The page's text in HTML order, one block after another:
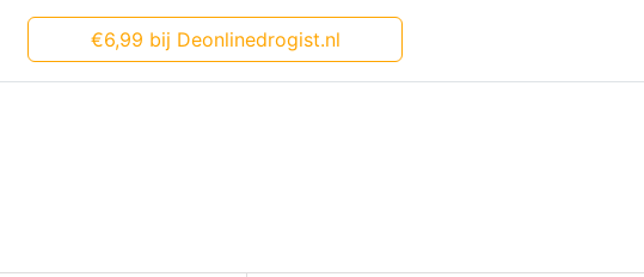
€6,99 bij Deonlinedrogist.nl